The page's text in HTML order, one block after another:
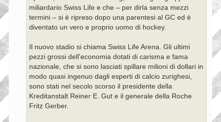
miliardario Swiss Life e che – per dirla senza mezzi
termini – si è ripreso dopo una parentesi al GC ed è
diventato un vero e proprio uomo di hockey.
Il nuovo stadio si chiama Swiss Life Arena. Gli ultimi
pezzi grossi dell'economia dotati di carisma e fama
nazionale, che si sono lasciati spillare milioni di dollari in
modo quasi ingenuo dagli esperti di calcio zurighesi,
sono stati nel secolo scorso il presidente della
Kreditanstalt Reiner E. Gut e il generale della Roche
Fritz Gerber.